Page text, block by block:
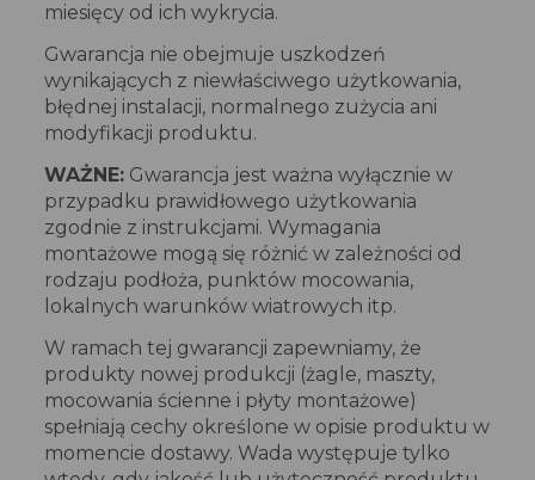
miesięcy od ich wykrycia.
Gwarancja nie obejmuje uszkodzeń
wynikających z niewłaściwego użytkowania,
błędnej instalacji, normalnego zużycia ani
modyfikacji produktu.
WAŻNE:Gwarancja jest ważna wyłącznie w
przypadku prawidłowego użytkowania
zgodnie z instrukcjami. Wymagania
montażowe mogą się różnić w zależności od
rodzaju podłoża, punktów mocowania,
lokalnych warunków wiatrowych itp.
W ramach tej gwarancji zapewniamy, że
produkty nowej produkcji (żagle, maszty,
mocowania ścienne i płyty montażowe)
spełniają cechy określone w opisie produktu w
momencie dostawy. Wada występuje tylko